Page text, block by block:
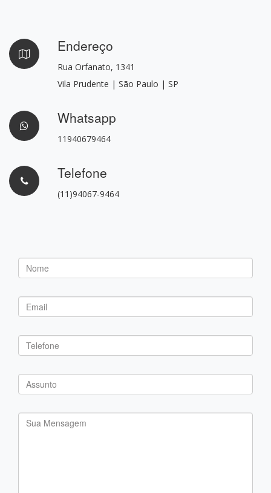
Endereço
Rua Orfanato, 1341
Vila Prudente | São Paulo | SP
Whatsapp
11940679464
Telefone
(11)94067-9464